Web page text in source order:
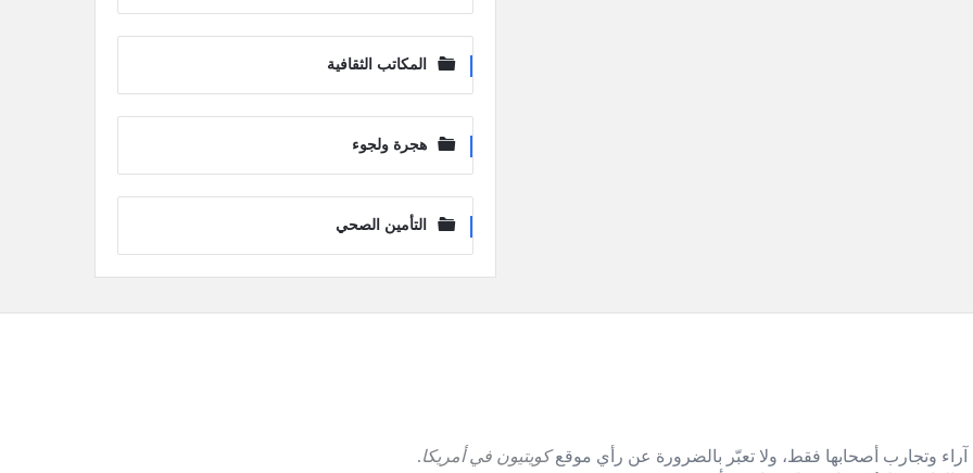
المكاتب الثقافية
هجرة ولجوء
التأمين الصحي
وتجارب أصحابها فقط، ولا تعبّر بالضرورة عن رأي موقعكويتيون في أمريكا.